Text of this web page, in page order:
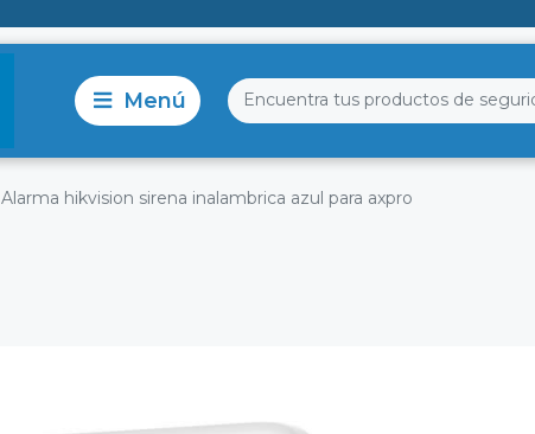
Alarma hikvision sirena inalambrica azul para axpro